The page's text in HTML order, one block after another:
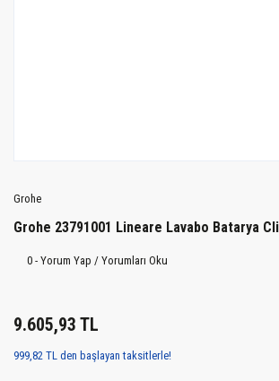
Grohe
Grohe 23791001 Lineare Lavabo Batarya
0 - Yorum Yap / Yorumları Oku
9.605,93 TL
999,82 TL den başlayan taksitlerle!